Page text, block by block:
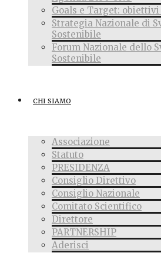
Goals e Target:
Strategia Nazionale di
Sostenibile
Forum Nazionale dello
Sostenibile
CHI SIAMO
Associazione
Statuto
PRESIDENZA
Consiglio Direttivo
Consiglio Nazionale
Comitato Scientifico
Direttore
PARTNERSHIP
Aderisci